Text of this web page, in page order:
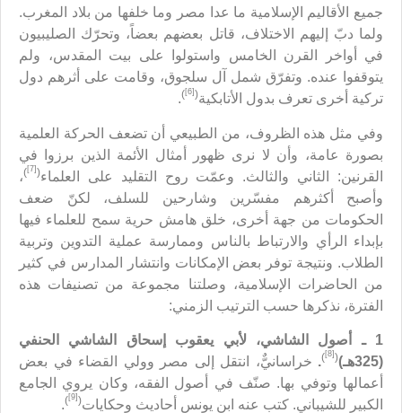
جميع الأقاليم الإسلامية ما عدا مصر وما خلفها من بلاد المغرب.
ولما دبّ إليهم الاختلاف، قاتل بعضهم بعضاً، وتحرّك الصليبيون
في أواخر القرن الخامس واستولوا على بيت المقدس، ولم
يتوقفوا عنده. وتفرّق شمل آل سلجوق، وقامت على أثرهم دول
تركية أخرى تعرف بدول الأتابكية(
[6]
)
.
وفي مثل هذه الظروف، من الطبيعي أن تضعف الحركة العلمية
بصورة عامة، وأن لا نرى ظهور أمثال الأئمة الذين برزوا في
القرنين: الثاني والثالث. وعمّت روح التقليد على العلماء(
[7]
)،
وأصبح أكثرهم مفسّرين وشارحين للسلف، لكنّ ضعف
الحكومات من جهة أخرى، خلق هامش حرية سمح للعلماء فيها
بإبداء الرأي والارتباط بالناس وممارسة عملية التدوين وتربية
الطلاب. ونتيجة توفر بعض الإمكانات وانتشار المدارس في كثير
من الحاضرات الإسلامية، وصلتنا مجموعة من تصنيفات هذه
الفترة، نذكرها حسب الترتيب الزمني:
1 ـ أصول الشاشي، لأبي يعقوب إسحاق الشاشي الحنفي
(325هـ)
(
[8]
)
. خراسانيٌّ، انتقل إلى مصر وولي القضاء في بعض
أعمالها وتوفي بها. صنّف في أصول الفقه، وكان يروي الجامع
الكبير للشيباني. كتب عنه ابن يونس أحاديث وحكايات(
[9]
)
.